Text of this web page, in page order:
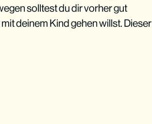
solltest du dir vorher gut
deinem Kind gehen willst. Dieser